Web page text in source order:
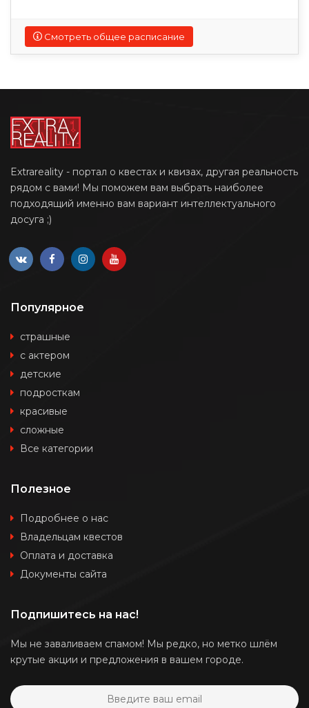
Смотреть общее расписание
Extrareality - портал о квестах и квизах, другая реальность
рядом с вами! Мы поможем вам выбрать наиболее
подходящий именно вам вариант интеллектуального
досуга ;)
Популярное
страшные
с актером
детские
подросткам
красивые
сложные
Все категории
Полезное
Подробнее о нас
Владельцам квестов
Оплата и доставка
Документы сайта
Подпишитесь на нас!
Мы не заваливаем спамом! Мы редко, но метко шлём
крутые акции и предложения в вашем городе.